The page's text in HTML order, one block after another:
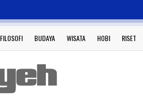
FILOSOFI BUDAYA WISATA HOBI RISET